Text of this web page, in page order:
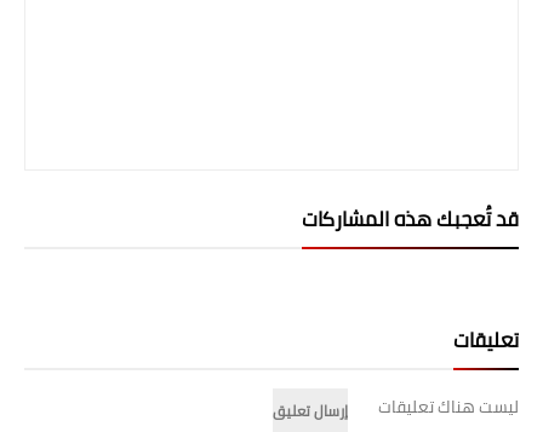
قد تُعجبك هذه المشاركات
تعليقات
ليست هناك تعليقات
إرسال تعليق